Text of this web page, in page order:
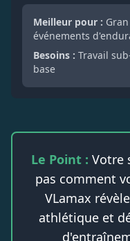
Meilleur pour :
événements
Besoins : Travail
base
Le Point : Votre
pas comment
VLamax
athlétique et